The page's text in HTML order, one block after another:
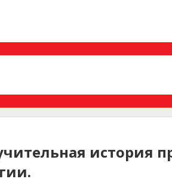
история